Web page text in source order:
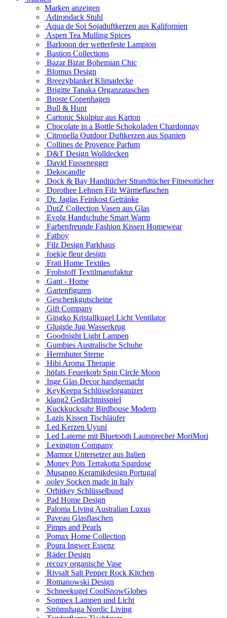
Marken anzeigen
Adirondack Stuhl
Aqua de Soi Sojaduftkerzen aus Kalifornien
Aspen Tea Mulling Spices
Barlooon der wetterfeste Lampion
Bastion Collections
Bazar Bizar Bohemian Chic
Blomus Design
Breezyblanket Klimadecke
Brigitte Tanaka Organzataschen
Broste Copenhagen
Bull & Hunt
Cartonic Skulptur aus Karton
Chocolate in a Bottle Schokoladen Chardonnay
Citronella Outdoor Duftkerzen aus Spanien
Collines de Provence Parfum
D&T Design Wolldecken
David Fussenegger
Dekocandle
Dock & Bay Handtücher Strandtücher Fitnesstücher
Dorothee Lehnen Filz Wärmeflaschen
Dr. Jaglas Feinkost Getränke
DutZ Collection Vasen aus Glas
Evolg Handschuhe Smart Warm
Farbenfreunde Fashion Kissen Homewear
Fatboy
Filz Design Parkhaus
foekje fleur design
Frati Home Textiles
Frohstoff Textilmanufaktur
Gant - Home
Gartenfiguren
Geschenkgutscheine
Gift Company
Gingko Kristallkugel Licht Ventilator
Gluggle Jug Wasserkrug
Goodnight Light Lampen
Gumbies Australische Schuhe
Herrnhuter Sterne
Hibi Aroma Therapie
höfats Feuerkorb Spin Circle Moon
Inge Glas Decor handgemacht
KeyKeepa Schlüsselorganizer
klang2 Gedächtnisspiel
Kuckkucksuhr Birdhouse Modern
Lazis Kissen Tischläufer
Led Kerzen Uyuni
Led Laterne mit Bluetooth Lautsprecher MoriMori
Lexington Company
Marmor Untersetzer aus Italien
Money Pots Terrakotta Spardose
Musango Keramikdesign Portugal
ooley Socken made in Italy
Orbitkey Schlüsselbund
Pad Home Design
Paloma Living Australian Luxus
Paveau Glasflaschen
Pimps and Pearls
Pomax Home Collection
Poura Ingwer Essenz
Räder Design
recozy organische Vase
Rivsalt Salt Pepper Rock Kitchen
Romanowski Design
Schneekugel CoolSnowGlobes
Sompex Lampen und Licht
Strömshaga Nordic Living